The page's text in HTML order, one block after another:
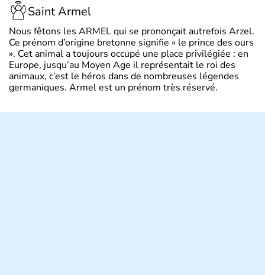
Saint Armel
Nous fêtons les ARMEL qui se prononçait autrefois Arzel.
Ce prénom d’origine bretonne signifie « le prince des ours
». Cet animal a toujours occupé une place privilégiée : en
Europe, jusqu’au Moyen Age il représentait le roi des
animaux, c’est le héros dans de nombreuses légendes
germaniques. Armel est un prénom très réservé.